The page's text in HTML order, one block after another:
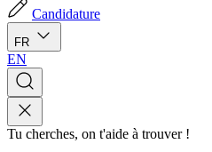
Candidature
FR
EN
Tu cherches, on t'aide à trouver !